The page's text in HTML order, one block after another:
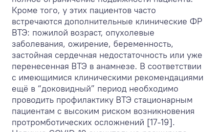
Кроме того, у этих пациентов часто
встречаются дополнительные клинические ФР
ВТЭ: пожилой возраст, опухолевые
заболевания, ожирение, беременность,
застойная сердечная недостаточность или уже
перенесенная ВТЭ в анамнезе. В соответствии
с имеющимися клиническими рекомендациями
ещё в “доковидный” период необходимо
проводить профилактику ВТЭ стационарным
пациентам с высоким риском возникновения
протромботических осложнений [17-19].